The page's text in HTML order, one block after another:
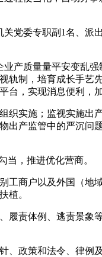
党委专职副1名、派
质量量平安变乱强
轨制，培育成长手艺
，实现消息便利，
实施；监视实施出
出产监管中的严沉问
，推进优化营商。
商户以及外国（地
植。
责体例、逃责景象
政策和法令、律例